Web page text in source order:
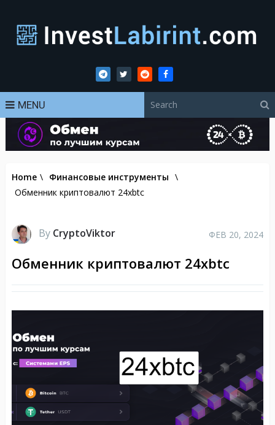
MENU
Home \ Финансовые инструменты \
Обменник криптовалют 24xbtc
By CryptoViktor ФЕВ 20, 2024
Обменник криптовалют 24xbtc